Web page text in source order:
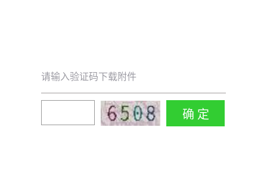
请输入验证码下载附件